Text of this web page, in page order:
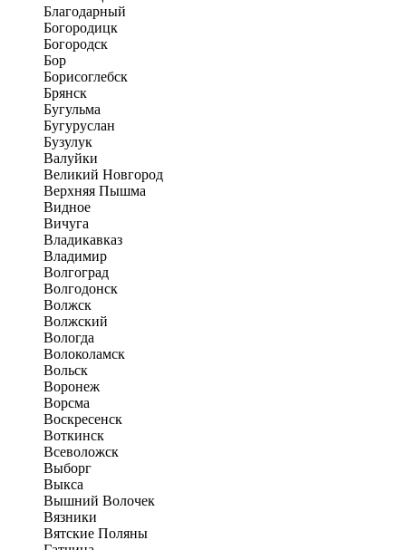
Благодарный
Богородицк
Богородск
Бор
Борисоглебск
Брянск
Бугульма
Бугуруслан
Бузулук
Валуйки
Великий Новгород
Верхняя Пышма
Видное
Вичуга
Владикавказ
Владимир
Волгоград
Волгодонск
Волжск
Волжский
Вологда
Волоколамск
Вольск
Воронеж
Ворсма
Воскресенск
Воткинск
Всеволожск
Выборг
Выкса
Вышний Волочек
Вязники
Вятские Поляны